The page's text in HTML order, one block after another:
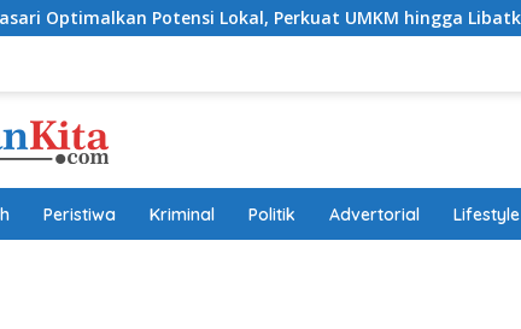
Lokal, Perkuat UMKM hingga Libatkan Pemuda
Peristiwa Kriminal Politik Advertorial Lifestyle